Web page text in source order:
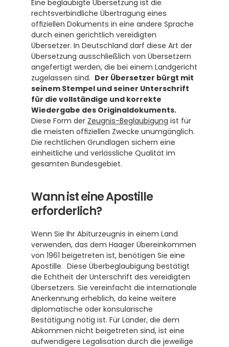
Eine beglaubigte Übersetzung ist die
rechtsverbindliche Übertragung eines
offiziellen Dokuments in eine andere Sprache
durch einen gerichtlich vereidigten
Übersetzer. In Deutschland darf diese Art der
Übersetzung ausschließlich von Übersetzern
angefertigt werden, die bei einem Landgericht
zugelassen sind. Der Übersetzer bürgt mit
seinem Stempel und seiner Unterschrift
für die vollständige und korrekte
Wiedergabe des Originaldokuments.
Diese Form der Zeugnis-Beglaubigung ist für
die meisten offiziellen Zwecke unumgänglich.
Die rechtlichen Grundlagen sichern eine
einheitliche und verlässliche Qualität im
gesamten Bundesgebiet.
Wann ist eine Apostille
erforderlich?
Wenn Sie Ihr Abiturzeugnis in einem Land
verwenden, das dem Haager Übereinkommen
von 1961 beigetreten ist, benötigen Sie eine
Apostille.  Diese Überbeglaubigung bestätigt
die Echtheit der Unterschrift des vereidigten
Übersetzers. Sie vereinfacht die internationale
Anerkennung erheblich, da keine weitere
diplomatische oder konsularische
Bestätigung nötig ist. Für Länder, die dem
Abkommen nicht beigetreten sind, ist eine
aufwendigere Legalisation durch die jeweilige